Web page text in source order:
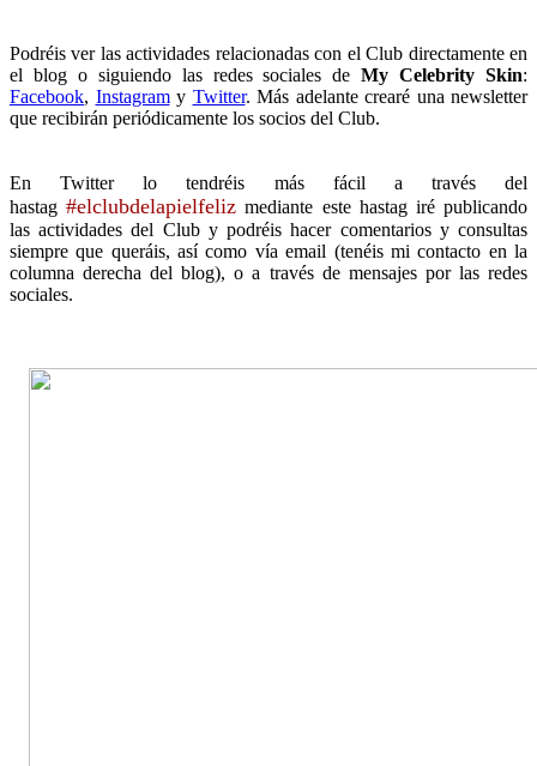
Podréis ver las actividades relacionadas con el Club directamente en
el blog o siguiendo las redes sociales deMy Celebrity Skin:
Facebook, Instagramy Twitter. Más adelante crearé una newsletter
que recibirán periódicamente los socios del Club.
En Twitter lo tendréis más fácil a través del
hastag#elclubdelapielfeliz mediante este hastag iré publicando
las actividades del Club y podréis hacer comentarios y consultas
siempre que queráis, así como vía email (tenéis mi contacto en la
columna derecha del blog), o a través de mensajes por las redes
sociales.